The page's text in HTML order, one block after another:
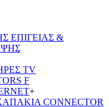
ΕΠΙΓΕΙΑΣ &
TV
F
+
CONNECTOR